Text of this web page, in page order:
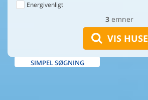
3 emner
VIS HUSE
Energivenligt
SIMPEL SØGNING